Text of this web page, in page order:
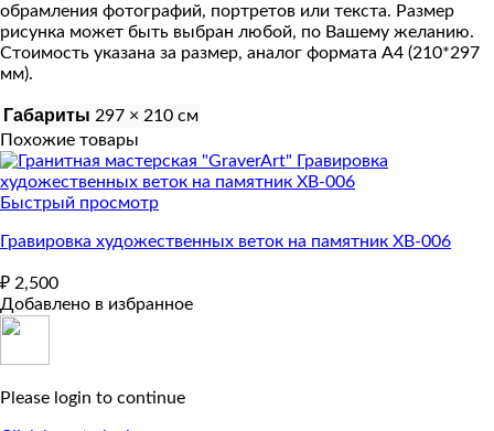
обрамления фотографий, портретов или текста. Размер
рисунка может быть выбран любой, по Вашему желанию.
Стоимость указана за размер, аналог формата А4 (210*297
мм).
Габариты 297 × 210 см
Похожие товары
Быстрый просмотр
Гравировка художественных веток на памятник ХВ-006
₽ 2,500
Добавлено в избранное
Please login to continue